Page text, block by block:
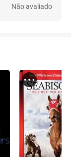
Não avaliado